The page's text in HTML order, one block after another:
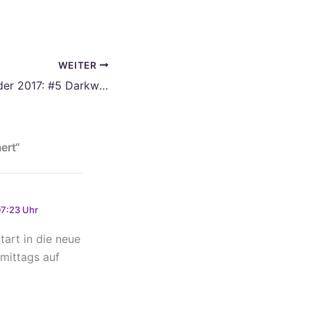
WEITER
Adventskalender 2017: #5 Darkwing Duck − Der Schrecken der Bösewichte
Uhr
in die neue
auf